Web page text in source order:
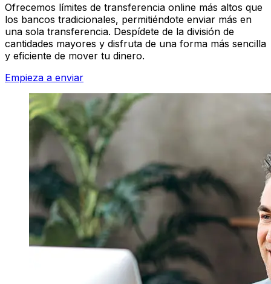
Ofrecemos límites de transferencia online más altos que
los bancos tradicionales, permitiéndote enviar más en
una sola transferencia. Despídete de la división de
cantidades mayores y disfruta de una forma más sencilla
y eficiente de mover tu dinero.
Empieza a enviar